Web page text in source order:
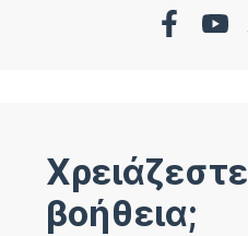
Χρειάζεστε
βοήθεια;